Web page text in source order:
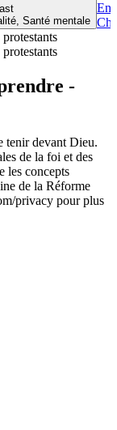
Santé mentale
-
tenir devant Dieu.
de la foi et des
les concepts
de la Réforme
privacy pour plus